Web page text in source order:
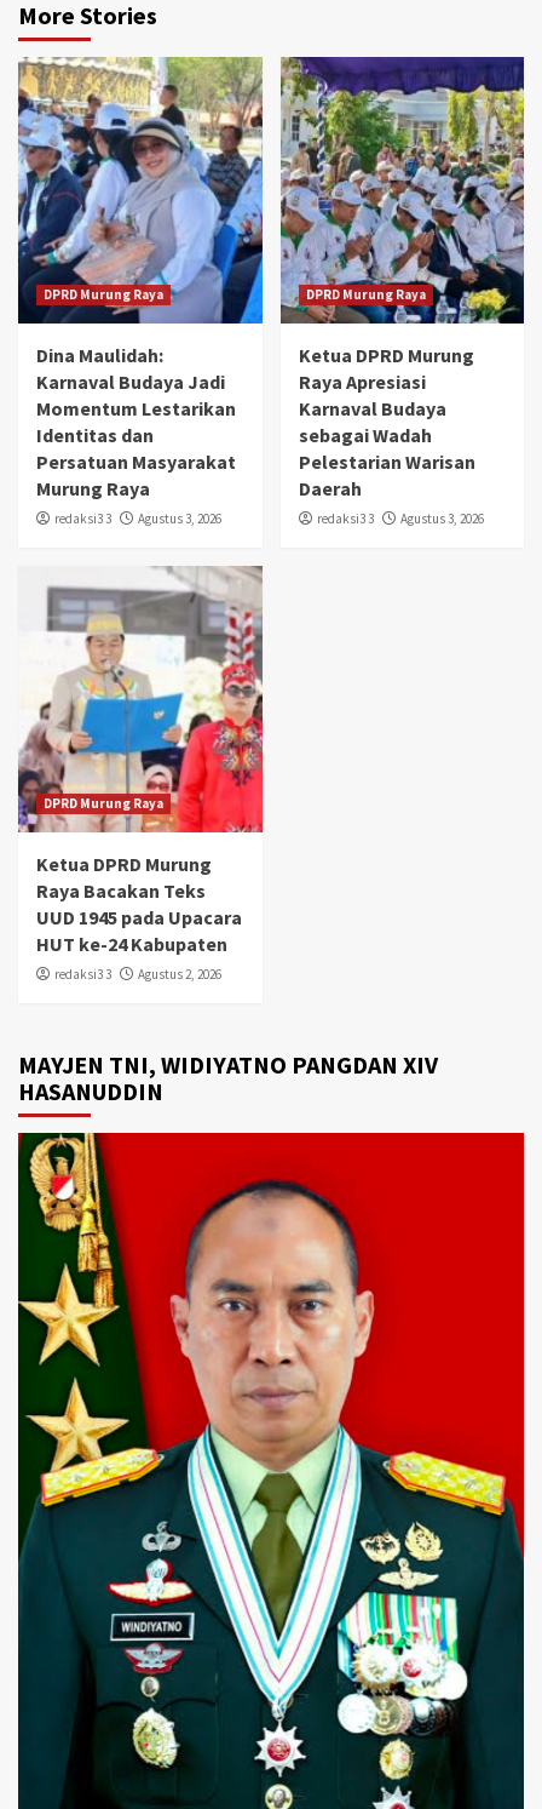
More Stories
DPRD Murung Raya
Dina Maulidah:
Karnaval Budaya Jadi
Momentum Lestarikan
Identitas dan
Persatuan Masyarakat
Murung Raya
redaksi3 3 Agustus 3, 2026
DPRD Murung Raya
Ketua DPRD Murung
Raya Apresiasi
Karnaval Budaya
sebagai Wadah
Pelestarian Warisan
Daerah
redaksi3 3 Agustus 3, 2026
DPRD Murung Raya
Ketua DPRD Murung
Raya Bacakan Teks
UUD 1945 pada Upacara
HUT ke-24 Kabupaten
redaksi3 3 Agustus 2, 2026
MAYJEN TNI, WIDIYATNO PANGDAN XIV
HASANUDDIN